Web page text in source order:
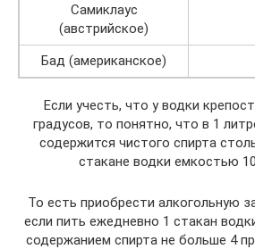
Самиклаус
(австрийское)
Бад (американское)
Если учесть, что у водки
градусов, то понятно, что в 1
содержится чистого спирта
стакане водки емкостью
То есть приобрести алкогольную
если пить ежедневно 1 стакан
содержанием спирта не больше 4